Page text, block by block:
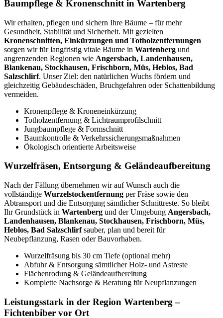
Baumpflege & Kronenschnitt in Wartenberg
Wir erhalten, pflegen und sichern Ihre Bäume – für mehr
Gesundheit, Stabilität und Sicherheit. Mit gezielten
Kronenschnitten, Einkürzungen und Totholzentfernungen
sorgen wir für langfristig vitale Bäume in Wartenberg und
angrenzenden Regionen wie Angersbach, Landenhausen,
Blankenau, Stockhausen, Frischborn, Müs, Heblos, Bad
Salzschlirf. Unser Ziel: den natürlichen Wuchs fördern und
gleichzeitig Gebäudeschäden, Bruchgefahren oder Schattenbildung
vermeiden.
Kronenpflege & Kroneneinkürzung
Totholzentfernung & Lichtraumprofilschnitt
Jungbaumpflege & Formschnitt
Baumkontrolle & Verkehrssicherungsmaßnahmen
Ökologisch orientierte Arbeitsweise
Wurzelfräsen, Entsorgung & Geländeaufbereitung
Nach der Fällung übernehmen wir auf Wunsch auch die
vollständige Wurzelstockentfernung per Fräse sowie den
Abtransport und die Entsorgung sämtlicher Schnittreste. So bleibt
Ihr Grundstück in Wartenberg und der Umgebung Angersbach,
Landenhausen, Blankenau, Stockhausen, Frischborn, Müs,
Heblos, Bad Salzschlirfsauber, plan und bereit für
Neubepflanzung, Rasen oder Bauvorhaben.
Wurzelfräsung bis 30 cm Tiefe (optional mehr)
Abfuhr & Entsorgung sämtlicher Holz- und Astreste
Flächenrodung & Geländeaufbereitung
Komplette Nachsorge & Beratung für Neupflanzungen
Leistungsstark in der Region Wartenberg –
Fichtenbiber vor Ort